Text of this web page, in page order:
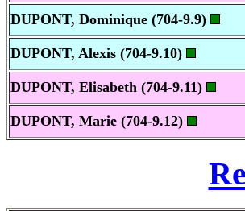
DUPONT, Dominique (704-9.9)
DUPONT, Alexis (704-9.10)
DUPONT, Elisabeth (704-9.11)
DUPONT, Marie (704-9.12)